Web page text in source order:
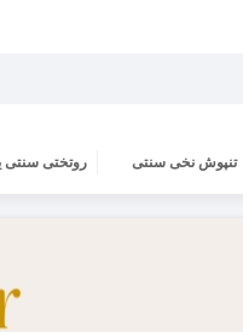
تنپوش نخی سنتی روتختی سنتی